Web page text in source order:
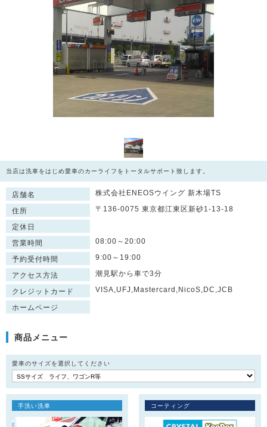
当店は洗車をはじめ愛車のカーライフをトータルサポート致します。
店舗名 株式会社ENEOSウイング 新木場TS
住所 〒136-0075 東京都江東区新砂1-13-18
定休日
営業時間
08:00～20:00
予約受付時間 9:00～19:00
アクセス方法 潮見駅から車で3分
クレジットカード VISA,UFJ,Mastercard,NicoS,DC,JCB
ホームページ
商品メニュー
愛車のサイズを選択してください
手洗い洗車 コーティング